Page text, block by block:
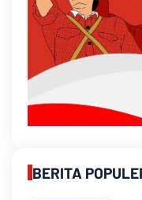
BERITA